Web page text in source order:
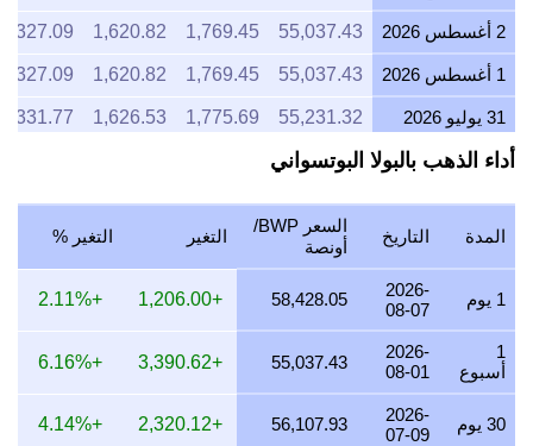
2 أغسطس 2026 55,037.43
1,769.45
1,620.82
1,327.09
1 أغسطس 2026 55,037.43
1,769.45
1,620.82
1,327.09
31 يوليو 2026 55,231.32
1,775.69
1,626.53
1,331.77
30 يوليو 2026 56,017.55
29 يوليو 2026 55,685.23
1,790.28
1,639.90
1,342.71
28 يوليو 2026 55,540.25
1,785.62
1,635.63
1,339.21
27 يوليو 2026 56,047.24
1,801.92
1,650.56
1,351.44
26 يوليو 2026 55,942.64
1,798.56
25 يوليو 2026 55,942.64
1,798.56
1,647.48
1,348.92
24 يوليو 2026 56,133.78
1,804.70
1,653.11
1,353.53
أداء الذهب بالبولا البوتسواني
المدة التاريخ
السعر BWP/
أونصة
التغير التغير %
1 يوم
2026-
08-07
58,428.05
+1,206.00
+2.11%
1
أسبوع
2026-
08-01
55,037.43
+3,390.62
+6.16%
30 يوم
2026-
07-09
56,107.93
+2,320.12
+4.14%